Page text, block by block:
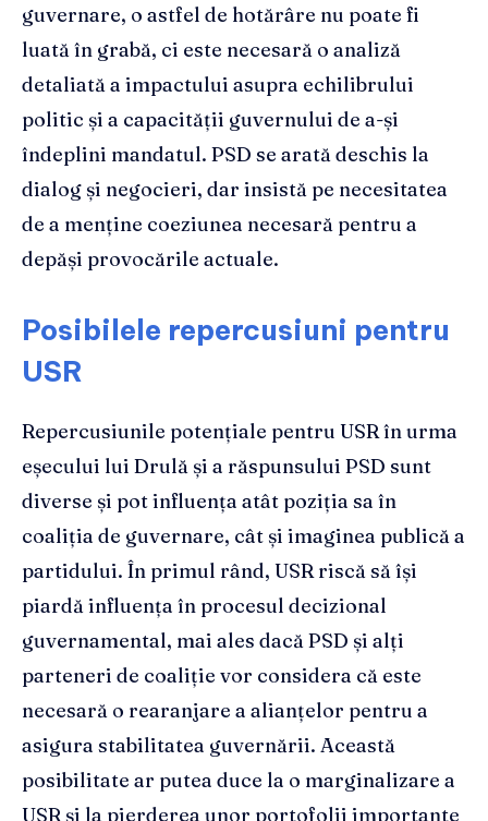
guvernare, o astfel de hotărâre nu poate fi
luată în grabă, ci este necesară o analiză
detaliată a impactului asupra echilibrului
politic și a capacității guvernului de a-și
îndeplini mandatul. PSD se arată deschis la
dialog și negocieri, dar insistă pe necesitatea
de a menține coeziunea necesară pentru a
depăși provocările actuale.
Posibilele repercusiuni pentru
USR
Repercusiunile potențiale pentru USR în urma
eșecului lui Drulă și a răspunsului PSD sunt
diverse și pot influența atât poziția sa în
coaliția de guvernare, cât și imaginea publică a
partidului. În primul rând, USR riscă să își
piardă influența în procesul decizional
guvernamental, mai ales dacă PSD și alți
parteneri de coaliție vor considera că este
necesară o rearanjare a alianțelor pentru a
asigura stabilitatea guvernării. Această
posibilitate ar putea duce la o marginalizare a
USR și la pierderea unor portofolii importante